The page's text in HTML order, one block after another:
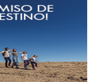
de un mes, es muy